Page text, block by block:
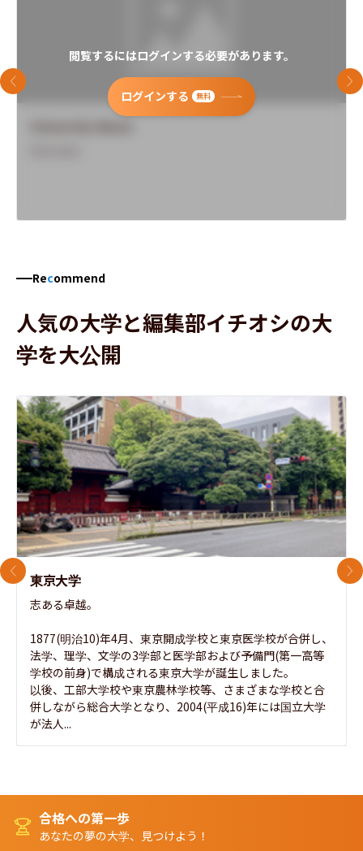
閲覧するにはログインする必要があります。
ログインする 無料
前のスライド 次
Recommend
人気の大学と編集部イチオシの大
学を大公開
東京大学
志ある卓越。
1877(明治10)年4月、東京開成学校と東京医学校が合併し、
法学、理学、文学の3学部と医学部および予備門(第一高等
学校の前身)で構成される東京大学が誕生しました。
以後、工部大学校や東京農林学校等、さまざまな学校と合
併しながら総合大学となり、2004(平成16)年には国立大学
が法人...
前のスライド 次
合格への第一歩
あなたの夢の大学、見つけよう！